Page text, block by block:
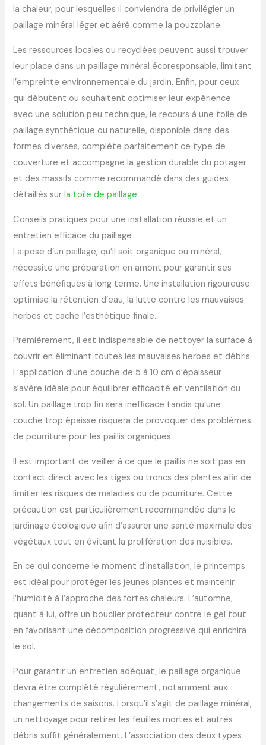
la chaleur, pour lesquelles il conviendra de privilégier un
paillage minéral léger et aéré comme la pouzzolane.
Les ressources locales ou recyclées peuvent aussi trouver
leur place dans un paillage minéral écoresponsable, limitant
l’empreinte environnementale du jardin. Enfin, pour ceux
qui débutent ou souhaitent optimiser leur expérience
avec une solution peu technique, le recours à une toile de
paillage synthétique ou naturelle, disponible dans des
formes diverses, complète parfaitement ce type de
couverture et accompagne la gestion durable du potager
et des massifs comme recommandé dans des guides
détaillés surla toile de paillage.
Conseils pratiques pour une installation réussie et un
entretien efficace du paillage
La pose d’un paillage, qu’il soit organique ou minéral,
nécessite une préparation en amont pour garantir ses
effets bénéfiques à long terme. Une installation rigoureuse
optimise la rétention d’eau, la lutte contre les mauvaises
herbes et cache l’esthétique finale.
Premièrement, il est indispensable de nettoyer la surface à
couvrir en éliminant toutes les mauvaises herbes et débris.
L’application d’une couche de 5 à 10 cm d’épaisseur
s’avère idéale pour équilibrer efficacité et ventilation du
sol. Un paillage trop fin sera inefficace tandis qu’une
couche trop épaisse risquera de provoquer des problèmes
de pourriture pour les paillis organiques.
Il est important de veiller à ce que le paillis ne soit pas en
contact direct avec les tiges ou troncs des plantes afin de
limiter les risques de maladies ou de pourriture. Cette
précaution est particulièrement recommandée dans le
jardinage écologique afin d’assurer une santé maximale des
végétaux tout en évitant la prolifération des nuisibles.
En ce qui concerne le moment d’installation, le printemps
est idéal pour protéger les jeunes plantes et maintenir
l’humidité à l’approche des fortes chaleurs. L’automne,
quant à lui, offre un bouclier protecteur contre le gel tout
en favorisant une décomposition progressive qui enrichira
le sol.
Pour garantir un entretien adéquat, le paillage organique
devra être complété régulièrement, notamment aux
changements de saisons. Lorsqu’il s’agit de paillage minéral,
un nettoyage pour retirer les feuilles mortes et autres
débris suffit généralement. L’association des deux types